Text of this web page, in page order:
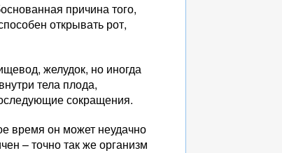
причина того,
открывать рот,
желудок, но иногда
тела плода,
сокращения.
время он может неудачно
– точно так же организм